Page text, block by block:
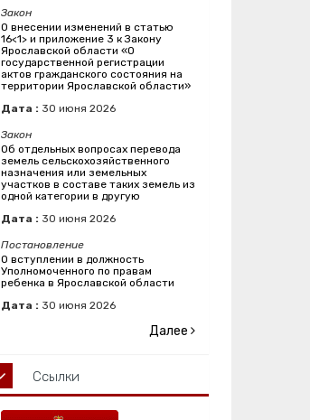
Закон
О внесении изменений в статью
16<1> и приложение 3 к Закону
Ярославской области «О
государственной регистрации
актов гражданского состояния на
территории Ярославской области»
Дата : 30 июня 2026
Закон
Об отдельных вопросах перевода
земель сельскохозяйственного
назначения или земельных
участков в составе таких земель из
одной категории в другую
Дата : 30 июня 2026
Постановление
О вступлении в должность
Уполномоченного по правам
ребенка в Ярославской области
Дата : 30 июня 2026
Далее
Ссылки